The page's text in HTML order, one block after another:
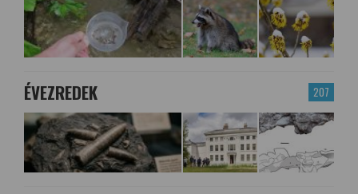
207
ÉVEZREDEK